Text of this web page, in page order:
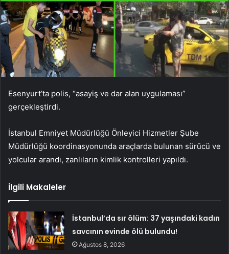
Esenyurt’ta polis, “asayiş ve dar alan uygulaması”
gerçekleştirdi.
İstanbul Emniyet Müdürlüğü Önleyici Hizmetler Şube
Müdürlüğü koordinasyonunda araçlarda bulunan sürücü ve
yolcular arandı, zanlıların kimlik kontrolleri yapıldı.
İlgili Makaleler
İstanbul’da sır ölüm: 37 yaşındaki kadın
savcının evinde ölü bulundu!
Ağustos 8, 2026